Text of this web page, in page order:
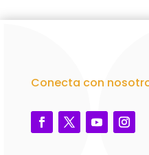
Conecta con